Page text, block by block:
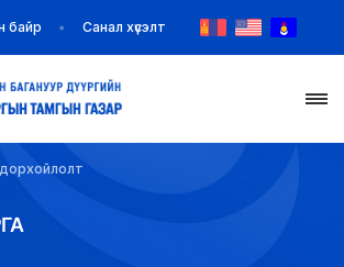
байр Санал хүсэлт